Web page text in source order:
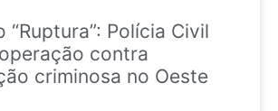
“Ruptura”: Polícia Civil
contra
criminosa no Oeste